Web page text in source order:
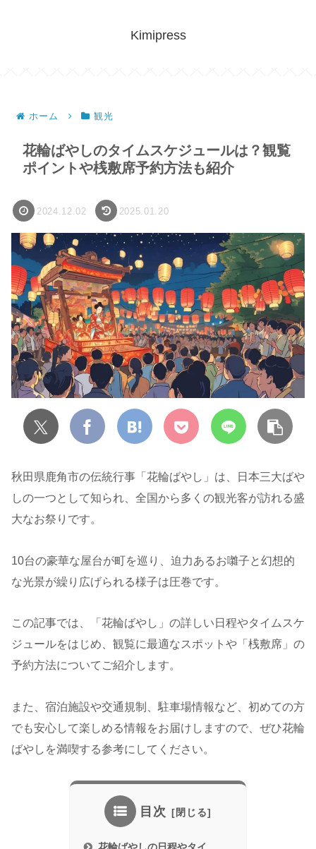
Kimipress
ホーム 観光
花輪ばやしのタイムスケジュールは？観覧
ポイントや桟敷席予約方法も紹介
2024.12.02 2025.01.20
秋田県鹿角市の伝統行事「花輪ばやし」は、日本三大ばや
しの一つとして知られ、全国から多くの観光客が訪れる盛
大なお祭りです。
10台の豪華な屋台が町を巡り、迫力あるお囃子と幻想的
な光景が繰り広げられる様子は圧巻です。
この記事では、「花輪ばやし」の詳しい日程やタイムスケ
ジュールをはじめ、観覧に最適なスポットや「桟敷席」の
予約方法についてご紹介します。
また、宿泊施設や交通規制、駐車場情報など、初めての方
でも安心して楽しめる情報をお届けしますので、ぜひ花輪
ばやしを満喫する参考にしてください。
目次